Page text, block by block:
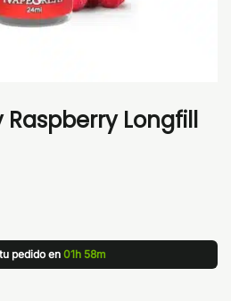
Raspberry Longfill
pedido en 01h 58m